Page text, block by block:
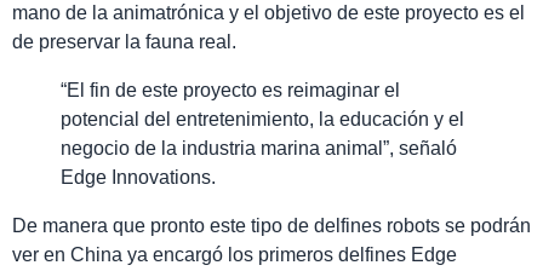
mano de la animatrónica y el objetivo de este proyecto es el
de preservar la fauna real.
“El fin de este proyecto es reimaginar el
potencial del entretenimiento, la educación y el
negocio de la industria marina animal”, señaló
Edge Innovations.
De manera que pronto este tipo de delfines robots se podrán
ver en China ya encargó los primeros delfines Edge